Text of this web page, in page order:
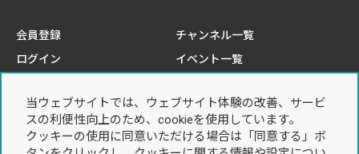
当ウェブサイトでは、ウェブサイト体験の改善、サービ
スの利便性向上のため、cookieを使用しています。
クッキーの使用に同意いただける場合は「同意する」ボ
会員登録
ログイン
チャンネル一覧
イベント一覧
このサイトについて
推奨環境
プライバシーポリシー
個人情報の取り扱いについて